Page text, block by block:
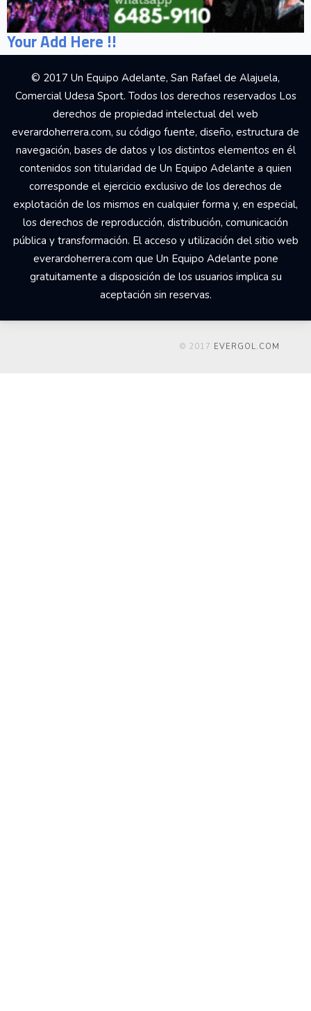
Your Add Here !!
© 2017 Un Equipo Adelante, San Rafael de Alajuela,
Comercial Udesa Sport. Todos los derechos reservados Los
derechos de propiedad intelectual del web
everardoherrera.com, su código fuente, diseño, estructura de
navegación, bases de datos y los distintos elementos en él
contenidos son titularidad de Un Equipo Adelante a quien
corresponde el ejercicio exclusivo de los derechos de
explotación de los mismos en cualquier forma y, en especial,
los derechos de reproducción, distribución, comunicación
pública y transformación. El acceso y utilización del sitio web
everardoherrera.com que Un Equipo Adelante pone
gratuitamente a disposición de los usuarios implica su
aceptación sin reservas.
© 2017 EVERGOL.COM